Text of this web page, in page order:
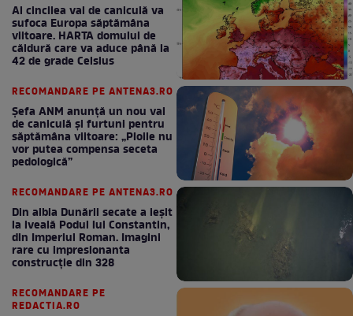
Al cincilea val de caniculă va
sufoca Europa săptămâna
viitoare. HARTA domului de
căldură care va aduce până la
42 de grade Celsius
RECOMANDARE PE ANTENA3.RO
Șefa ANM anunță un nou val
de caniculă și furtuni pentru
săptămâna viitoare: „Ploile nu
vor putea compensa seceta
pedologică”
RECOMANDARE PE ANTENA3.RO
Din albia Dunării secate a ieșit
la iveală Podul lui Constantin,
din Imperiul Roman. Imagini
rare cu impresionanta
construcție din 328
RECOMANDARE PE
REDACTIA.RO